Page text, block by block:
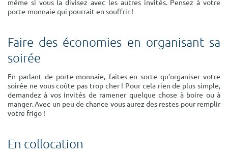
même si vous la divisez avec les autres invités. Pensez à votre
porte-monnaie qui pourrait en souffrir !
Faire des économies en organisant sa
soirée
En parlant de porte-monnaie, faites-en sorte qu’organiser votre
soirée ne vous coûte pas trop cher ! Pour cela rien de plus simple,
demandez à vos invités de ramener quelque chose à boire ou à
manger. Avec un peu de chance vous aurez des restes pour remplir
votre frigo !
En collocation